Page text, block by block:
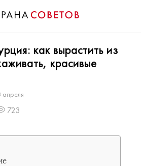
как вырастить из
красивые
апреля
723